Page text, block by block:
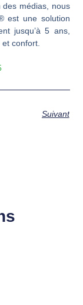
des médias, nous
est une solution
jusqu’à 5 ans,
confort.
Suivant